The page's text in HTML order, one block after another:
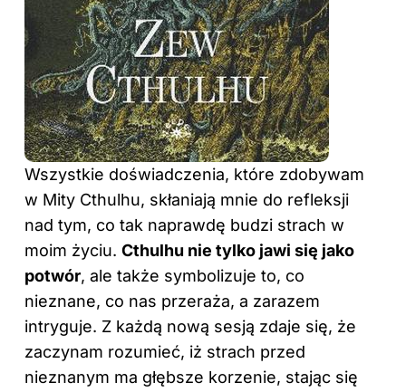
Wszystkie doświadczenia, które zdobywam
w Mity Cthulhu, skłaniają mnie do refleksji
nad tym, co tak naprawdę budzi strach w
moim życiu. Cthulhu nie tylko jawi się jako
potwór, ale także symbolizuje to, co
nieznane, co nas przeraża, a zarazem
intryguje. Z każdą nową sesją zdaje się, że
zaczynam rozumieć, iż strach przed
nieznanym ma głębsze korzenie, stając się